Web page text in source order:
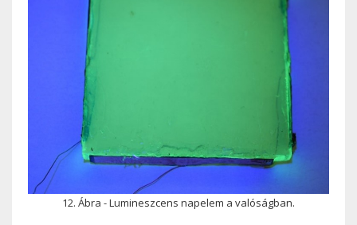
12. Ábra - Lumineszcens napelem a valóságban.